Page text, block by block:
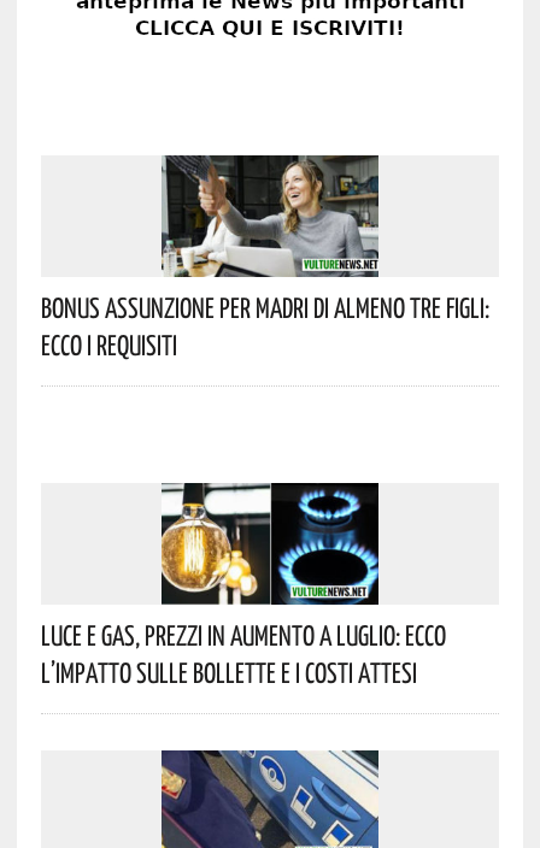
Bonus Assunzione Per Madri Di Almeno Tre Figli:
Ecco I Requisiti
Luce E Gas, Prezzi In Aumento A Luglio: Ecco
L’impatto Sulle Bollette E I Costi Attesi